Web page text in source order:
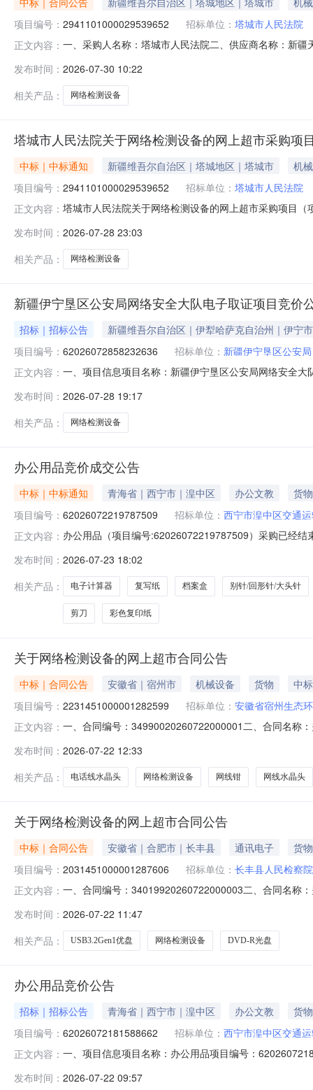
项目编号： 2941101000029539652 招标单位： 塔城市人民法院
正文内容： 一、采购人名称：塔城市人民法院二、供应商名称：新
HRS-830套1.00120000120000服务要求或标的基本概
发布时间： 2026-07-30 10:22
相关产品：
网络检测设备
塔城市人民法院关于网络检测设备的网上超市采购项
中标｜中标通知 新疆维吾尔自治区｜塔城地区｜塔城市
机
项目编号： 2941101000029539652 招标单位： 塔城市人民法院
正文内容： 塔城市人民法院关于网络检测设备的网上超市采购项目
编码:654299项目所在行政区划名称:塔城地区本级报价
发布时间： 2026-07-28 23:03
相关产品：
网络检测设备
新疆伊宁垦区公安局网络安全大队电子取证项目竞价
招标｜招标公告
新疆维吾尔自治区｜伊犁哈萨克自治州｜伊宁市
项目编号： 62026072858232636 招标单位： 新疆伊宁垦区公安局
正文内容： 一、项目信息项目名称：新疆伊宁垦区公安局网络安全
规定。二、采购需求清单商品名称参数要求购买数量控
发布时间： 2026-07-28 19:17
相关产品：
网络检测设备
办公用品竞价成交公告
中标｜中标通知 青海省｜西宁市｜湟中区 办公文教
货物
项目编号： 62026072219787509 招标单位： 西宁市湟中区交通
正文内容： 办公用品（项目编号:62026072219787509）采购已经
宁市湟中区交通运输综合行政执法局采购单位地址：青
发布时间： 2026-07-23 18:02
相关产品：
电子计算器 复写纸 档案盒 别针/回形针/大头针
剪刀 彩色复印纸
关于网络检测设备的网上超市合同公告
中标｜合同公告 安徽省｜宿州市 机械设备 货物
中
项目编号： 2231451000001282599 招标单位： 安徽省宿州生态
正文内容： 一、合同编号：34990020260722000001二、合同名称
有限公司地址：安徽省合肥市蜀山区安徽省合肥市蜀山
发布时间： 2026-07-22 12:33
相关产品：
电话线水晶头 网络检测设备 网线钳 网线水晶头
关于网络检测设备的网上超市合同公告
中标｜合同公告 安徽省｜合肥市｜长丰县 通讯电子
货物
项目编号： 2031451000001287606 招标单位： 长丰县人民检察院
正文内容： 一、合同编号：34019920260722000003二、合同名称
址：安徽省合肥市庐阳区安徽省合肥市庐阳区淮河路
发布时间： 2026-07-22 11:47
相关产品：
USB3.2Gen1优盘 网络检测设备 DVD-R光盘
办公用品竞价公告
招标｜招标公告 青海省｜西宁市｜湟中区 办公文教
货物
项目编号： 62026072181588662 招标单位： 西宁市湟中区交通
正文内容： 一、项目信息项目名称：办公用品项目编号：
供应商资格设定及资格审查的通知》第六条规定。3、已
发布时间： 2026-07-22 09:57